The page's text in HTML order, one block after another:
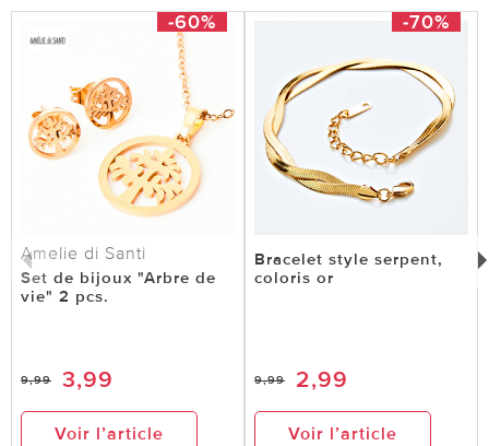
-60%
Amelie di Santi
Set de bijoux "Arbre de
vie" 2 pcs.
9,99 3,99
Voir l’article
-70%
Bracelet style serpent,
coloris or
9,99 2,99
Voir l’article